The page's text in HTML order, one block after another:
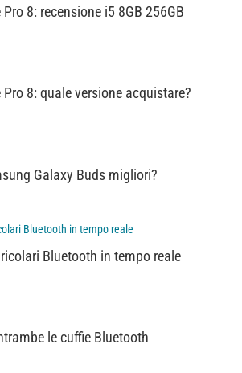
8: recensione i5 8GB 256GB
8: quale versione acquistare?
Galaxy Buds migliori?
Bluetooth in tempo reale
le cuffie Bluetooth